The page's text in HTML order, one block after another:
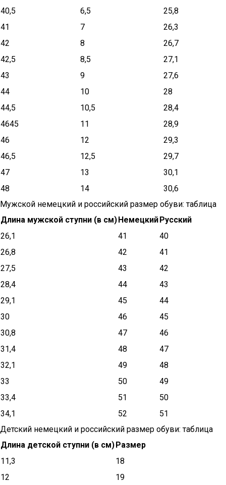
40,5
6,5
25,8
41
7
26,3
42
8
26,7
42,5
8,5
27,1
43
9
27,6
44
10
28
44,5
10,5
28,4
4645
11
28,9
46
12
29,3
46,5
12,5
29,7
47
13
30,1
48
14
30,6
Мужской немецкий и российский размер обуви: таблица
Длина мужской ступни (в см)НемецкийРусский
26,1
41
40
26,8
42
41
27,5
43
42
28,4
44
43
29,1
45
44
30
46
45
30,8
47
46
31,4
48
47
32,1
49
48
33
50
49
33,4
51
50
34,1
52
51
Детский немецкий и российский размер обуви: таблица
Длина детской ступни (в см)Размер
11,3
18
12
19